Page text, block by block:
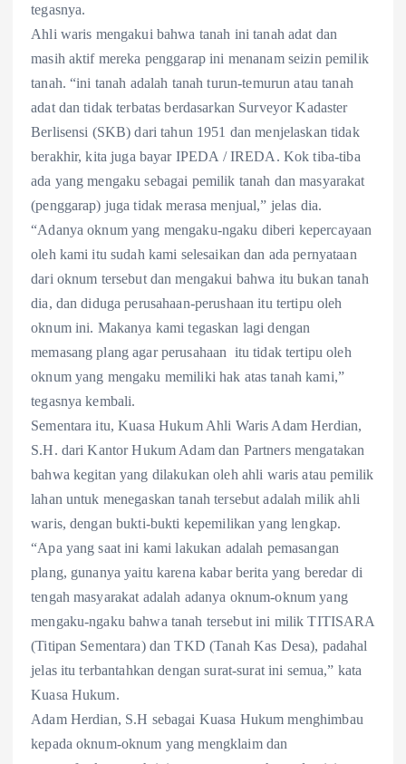
tegasnya.
Ahli waris mengakui bahwa tanah ini tanah adat dan
masih aktif mereka penggarap ini menanam seizin pemilik
tanah. “ini tanah adalah tanah turun-temurun atau tanah
adat dan tidak terbatas berdasarkan Surveyor Kadaster
Berlisensi (SKB) dari tahun 1951 dan menjelaskan tidak
berakhir, kita juga bayar IPEDA / IREDA. Kok tiba-tiba
ada yang mengaku sebagai pemilik tanah dan masyarakat
(penggarap) juga tidak merasa menjual,” jelas dia.
“Adanya oknum yang mengaku-ngaku diberi kepercayaan
oleh kami itu sudah kami selesaikan dan ada pernyataan
dari oknum tersebut dan mengakui bahwa itu bukan tanah
dia, dan diduga perusahaan-perushaan itu tertipu oleh
oknum ini. Makanya kami tegaskan lagi dengan
memasang plang agar perusahaan itu tidak tertipu oleh
oknum yang mengaku memiliki hak atas tanah kami,”
tegasnya kembali.
Sementara itu, Kuasa Hukum Ahli Waris Adam Herdian,
S.H. dari Kantor Hukum Adam dan Partners mengatakan
bahwa kegitan yang dilakukan oleh ahli waris atau pemilik
lahan untuk menegaskan tanah tersebut adalah milik ahli
waris, dengan bukti-bukti kepemilikan yang lengkap.
“Apa yang saat ini kami lakukan adalah pemasangan
plang, gunanya yaitu karena kabar berita yang beredar di
tengah masyarakat adalah adanya oknum-oknum yang
mengaku-ngaku bahwa tanah tersebut ini milik TITISARA
(Titipan Sementara) dan TKD (Tanah Kas Desa), padahal
jelas itu terbantahkan dengan surat-surat ini semua,” kata
Kuasa Hukum.
Adam Herdian, S.H sebagai Kuasa Hukum menghimbau
kepada oknum-oknum yang mengklaim dan